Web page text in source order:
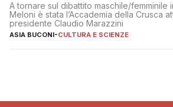
A tornare sul dibattito maschile/femminile
Meloni è stata l’Accademia della Crusca
presidente Claudio Marazzini
ASIA BUCONI-CULTURA E SCIENZE